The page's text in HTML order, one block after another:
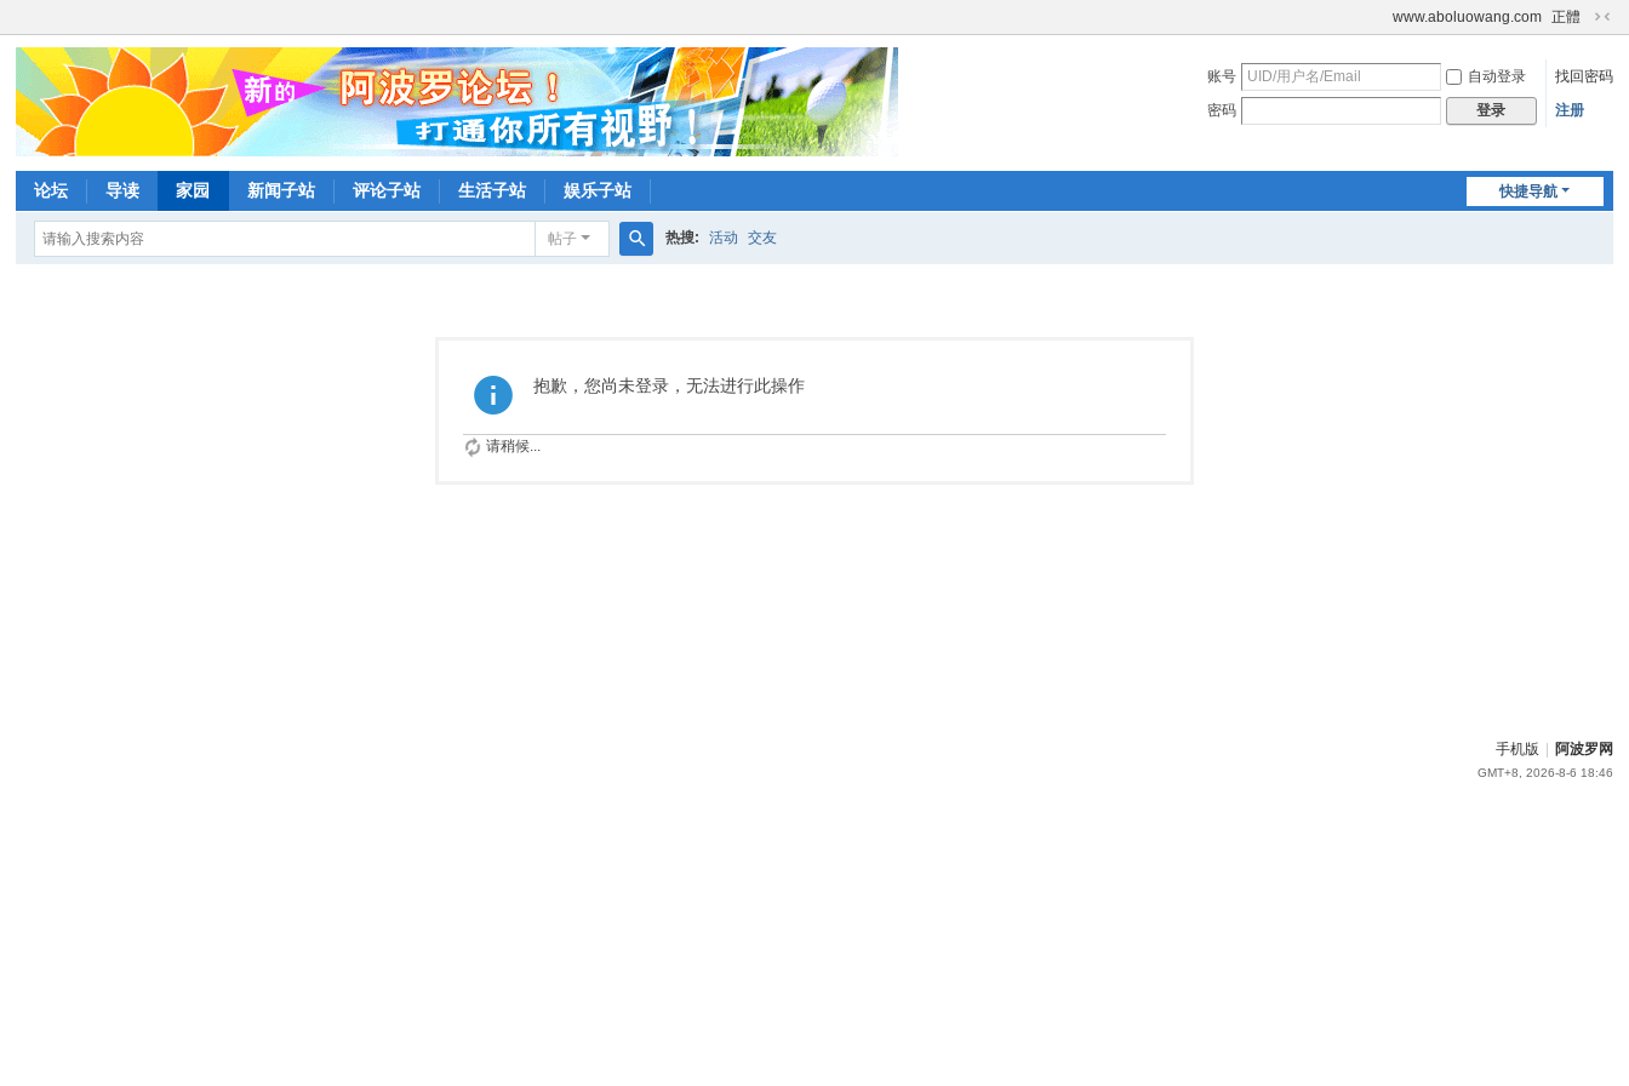
www.aboluowang.com 正體
切
到
账号 自动登录
找回密码
密码
登录 注册
快捷导航
论坛 导读 家园 新闻子站 评论子站 生活子站 娱乐子站
帖子 热搜: 活动 交友
抱歉，您尚未登录，无法进行此操作
请稍候...
手机版 阿波罗网
GMT+8, 2026-8-6 18:46